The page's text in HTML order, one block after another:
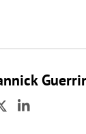
TwitterLinkedIn